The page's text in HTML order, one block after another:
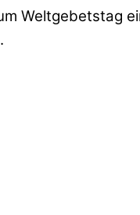
Weltgebetstag